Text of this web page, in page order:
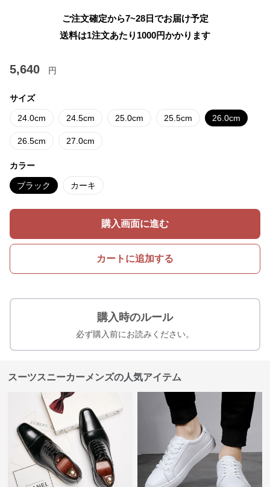
ご注文確定から7~28日でお届け予定
送料は1注文あたり 1000円かかります
5,640 円
サイズ
24.0cm 24.5cm 25.0cm 25.5cm 26.0cm
26.5cm 27.0cm
カラー
ブラック カーキ
購入画面に進む
カートに追加する
購入時のルール
必ず購入前にお読みください。
スーツスニーカーメンズの人気アイテム